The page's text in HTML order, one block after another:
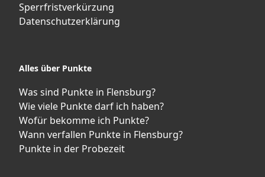
Sperrfristverkürzung
Datenschutzerklärung
Alles über Punkte
Was sind Punkte in Flensburg?
Wie viele Punkte darf ich haben?
Wofür bekomme ich Punkte?
Wann verfallen Punkte in Flensburg?
Punkte in der Probezeit